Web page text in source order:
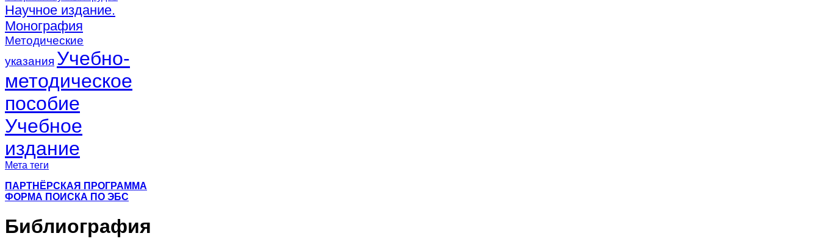
Научное издание.
Монография
Методические
указания Учебно-
методическое
пособие
Учебное
издание
Мета теги
ПАРТНЁРСКАЯ ПРОГРАММА
ФОРМА ПОИСКА ПО ЭБС
Библиография